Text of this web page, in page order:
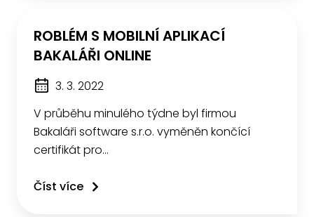
ROBLÉM S MOBILNÍ APLIKACÍ
BAKALÁŘI ONLINE
3. 3. 2022
V průběhu minulého týdne byl firmou
Bakaláři software s.r.o. vyměněn končící
certifikát pro…
Číst více